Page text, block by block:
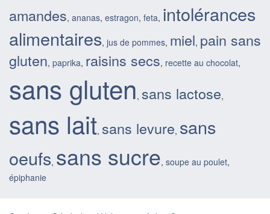
amandes, ananas, estragon, feta, intolérances
alimentaires, jus de pommes, miel, pain sans
gluten, paprika, raisins secs, recette au chocolat,
sans gluten, sans lactose,
sans lait, sans levure, sans
oeufs, sans sucre, soupe au poulet,
épiphanie